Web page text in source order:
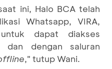
ini, Halo BCA telah
Whatsapp, VIRA,
dapat diakses
dan dengan saluran
," tutup Wani.